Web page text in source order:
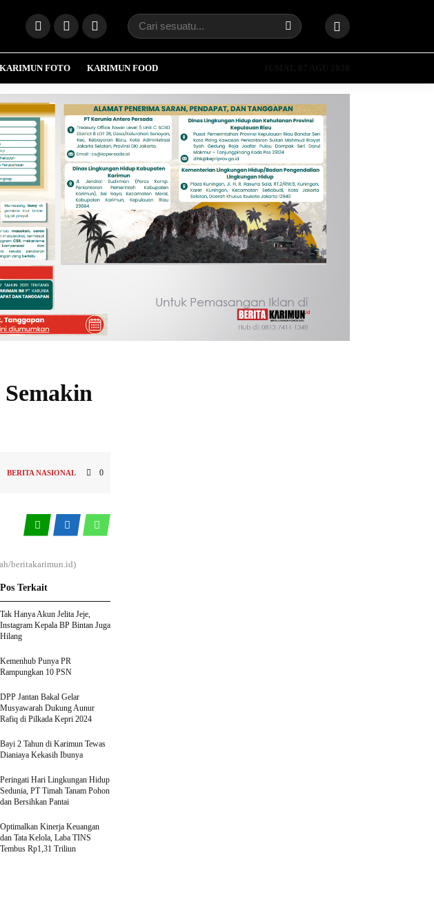
KARIMUN FOTO KARIMUN FOOD
BERITA NASIONAL 0
beritakarimun.id)
Pos Terkait
Tak Hanya Akun Jelita Jeje,
Instagram Kepala BP Bintan Juga
Hilang
Kemenhub Punya PR
Rampungkan 10 PSN
DPP Jantan Bakal Gelar
Musyawarah Dukung Aunur
Rafiq di Pilkada Kepri 2024
Bayi 2 Tahun di Karimun Tewas
Dianiaya Kekasih Ibunya
Peringati Hari Lingkungan Hidup
Sedunia, PT Timah Tanam Pohon
dan Bersihkan Pantai
Optimalkan Kinerja Keuangan
dan Tata Kelola, Laba TINS
Tembus Rp1,31 Triliun